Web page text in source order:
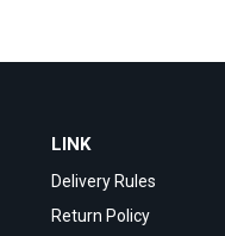
LINK
Delivery Rules
Return Policy